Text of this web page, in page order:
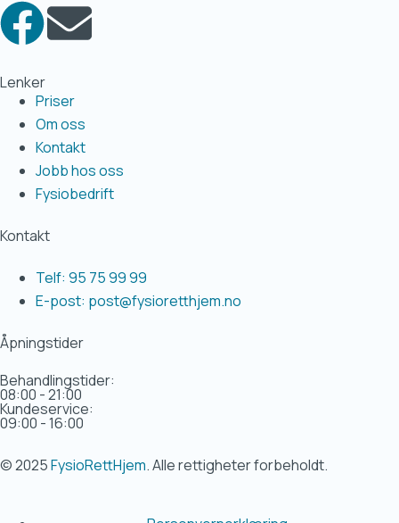
Lenker
Priser
Om oss
Kontakt
Jobb hos oss
Fysiobedrift
Kontakt
Telf: 95 75 99 99
E-post: post@fysioretthjem.no
Åpningstider
Behandlingstider:
08:00 - 21:00
Kundeservice:
09:00 - 16:00
© 2025FysioRettHjem. Alle rettigheter forbeholdt.